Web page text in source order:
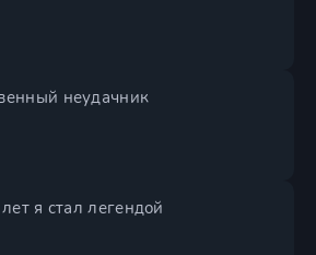
неудачник
я стал легендой